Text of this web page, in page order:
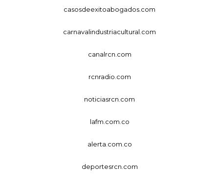
casosdeexitoabogados.com
carnavalindustriacultural.com
canalrcn.com
rcnradio.com
noticiasrcn.com
lafm.com.co
alerta.com.co
deportesrcn.com